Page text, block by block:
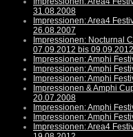
31.08.2008
Impressionen: Area4
26.08.2007
Impressionen: Nocturnal
07.09.2012 bis 09.09.2012
Impressionen: Amphi
Impressionen: Amphi
Impressionen: Amphi
Impressionen & Amphi
20.07.2008
Impressionen: Amphi
Impressionen: Amphi
Impressionen: Area4